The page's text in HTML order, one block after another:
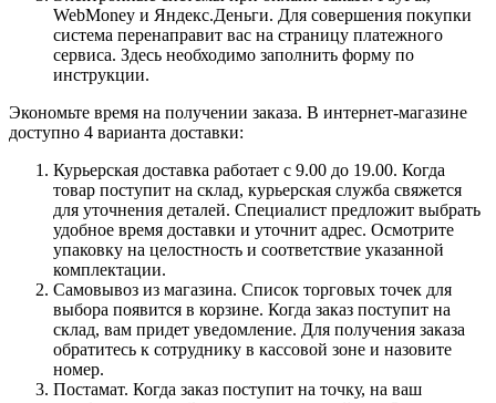
WebMoney и Яндекс.Деньги. Для совершения покупки
система перенаправит вас на страницу платежного
сервиса. Здесь необходимо заполнить форму по
инструкции.
Экономьте время на получении заказа. В интернет-магазине
доступно 4 варианта доставки:
Курьерская доставка работает с 9.00 до 19.00. Когда
товар поступит на склад, курьерская служба свяжется
для уточнения деталей. Специалист предложит выбрать
удобное время доставки и уточнит адрес. Осмотрите
упаковку на целостность и соответствие указанной
комплектации.
Самовывоз из магазина. Список торговых точек для
выбора появится в корзине. Когда заказ поступит на
склад, вам придет уведомление. Для получения заказа
обратитесь к сотруднику в кассовой зоне и назовите
номер.
Постамат. Когда заказ поступит на точку, на ваш